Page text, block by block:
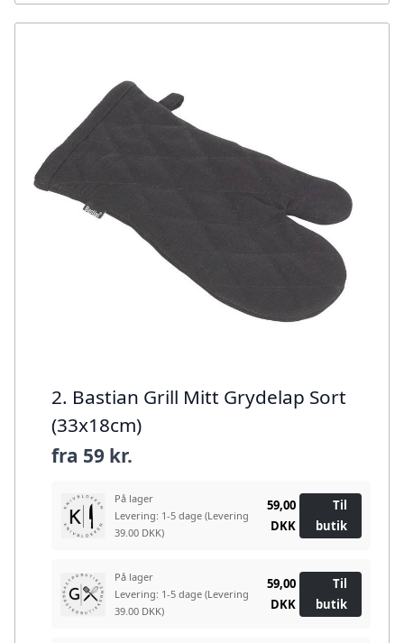
2. Bastian Grill Mitt Grydelap Sort
(33x18cm)
fra 59 kr.
På lager
Levering: 1-5 dage (Levering
39.00 DKK)
59,00
DKK
Til
butik
På lager
Levering: 1-5 dage (Levering
39.00 DKK)
59,00
DKK
Til
butik